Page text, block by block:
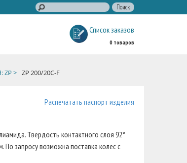
Список заказов
0 товаров
ZP > ZP 200/20C-F
Распечатать паспорт изделия
Твердость контактного слоя 92°
запросу возможна поставка колес с